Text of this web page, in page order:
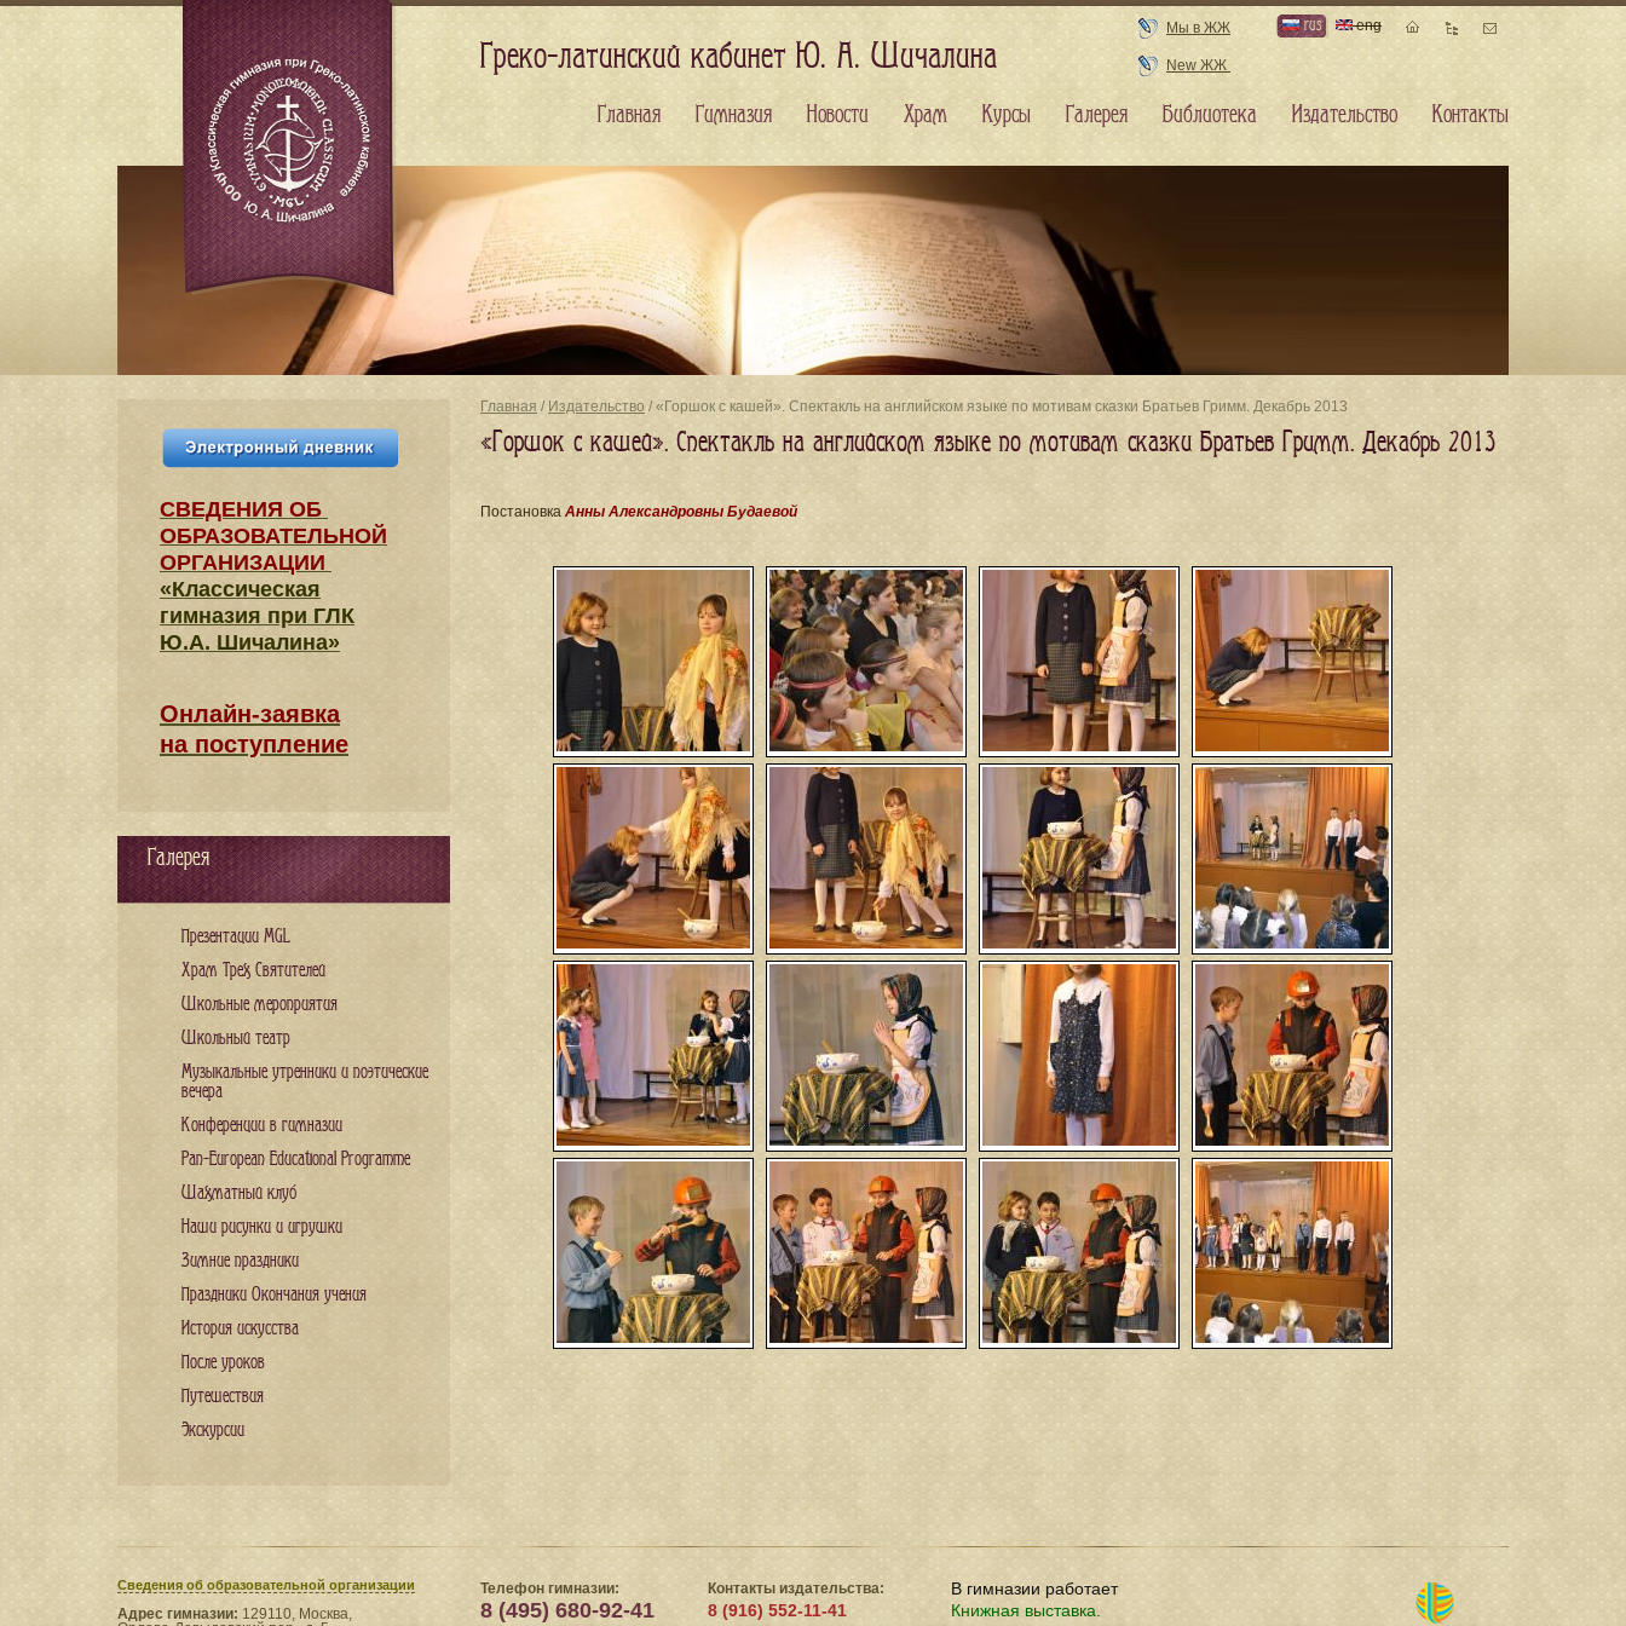
Главная / Издательство / «Горшок с кашей». Спектакль на английском языке по мотивам сказки Братьев Гримм. Декабрь 2013
«Горшок с кашей». Спектакль на английском языке по мотивам сказки Братьев Гримм. Декабрь 2013
Постановка Анны Александровны Будаевой
СВЕДЕНИЯ​ ОБ
ОБРАЗОВАТЕЛЬНОЙ
ОРГАНИЗАЦИИ
«Классическая
гимназия при ГЛК
Ю.А. Шичалина»
Онлайн-заявка
на поступление
Галерея
Презентации MGL
Храм Трех Святителей
Школьные мероприятия
Школьный театр
Музыкальные утренники и поэтические
вечера
Конференции в гимназии
Pan-European Educational Programme
Шахматный клуб
Наши рисунки и игрушки
Зимние праздники
Праздники Окончания учения
История искусства
После уроков
Путешествия
Экскурсии
Сведения​ об образовательной организации
Адрес гимназии: 129110, Москва,
Телефон гимназии:
8 (495) 680-92-41
Контакты издательства:
8 (916) 552-11-41
В гимназии работает
Книжная выставка.
Греко-латинский кабинет Ю. А. Шичалина
Мы в ЖЖ
New ЖЖ
rus eng
Главная Гимназия Новости Храм Курсы Галерея Библиотека Издательство Контакты